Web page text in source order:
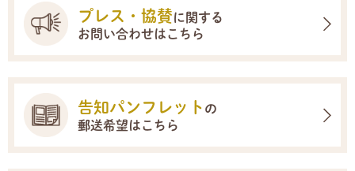
プレス・協賛に関する
お問い合わせはこちら
告知パンフレット の
郵送希望はこちら